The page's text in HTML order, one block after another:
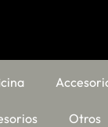
Otros